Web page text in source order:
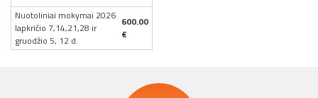
Nuotoliniai mokymai 2026
lapkričio 7,14,21,28 ir
gruodžio 5, 12 d.
600.00
€